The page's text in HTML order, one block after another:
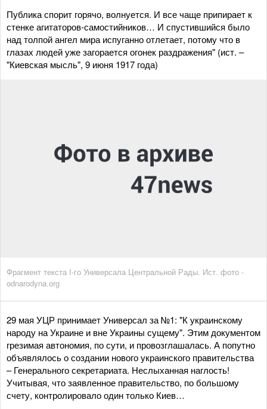
Публика спорит горячо, волнуется. И все чаще припирает к
стенке агитаторов-самостийников… И спустившийся было
над толпой ангел мира испуганно отлетает, потому что в
глазах людей уже загорается огонек раздражения" (ист. –
"Киевская мысль", 9 июня 1917 года)
Фрагмент текста I-го Универсала Центральной Рады. Ист. фото -
odnarodyna.org
29 мая УЦР принимает Универсал за №1: "К украинскому
народу на Украине и вне Украины сущему". Этим документом
грезимая автономия, по сути, и провозглашалась. А попутно
объявлялось о создании нового украинского правительства
– Генерального секретариата. Неслыханная наглость!
Учитывая, что заявленное правительство, по большому
счету, контролировало один только Киев…